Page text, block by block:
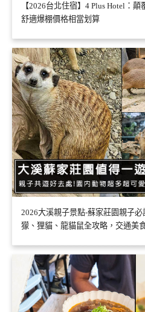
【2026台北住宿】4 Plus Hotel：
舒適爆棚價格相當划算
2026大溪親子景點-蘇家莊園親子
獴、狸貓、龍貓鼠全攻略，交通美